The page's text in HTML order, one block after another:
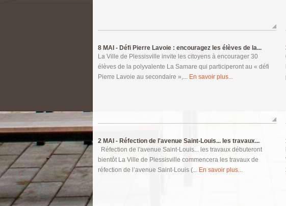
8 MAI - Défi Pierre Lavoie : encouragez les élèves de la...
La Ville de Plessisville invite les citoyens à encourager 30
élèves de la polyvalente La Samare qui participeront au « défi
Pierre Lavoie au secondaire »,... En savoir plus...
2 MAI - Réfection de l'avenue Saint-Louis... les travaux...
Réfection de l'avenue Saint-Louis... les travaux débuteront
bientôt La Ville de Plessisville commencera les travaux de
réfection de l’avenue Saint-Louis (... En savoir plus...